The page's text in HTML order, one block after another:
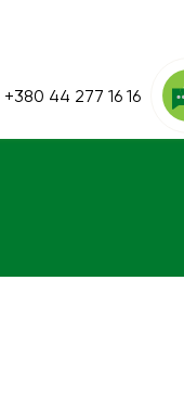
+380 44 277 16 16